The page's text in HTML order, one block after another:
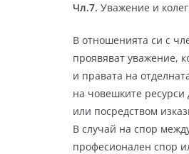
Чл.7. Уважение и
В отношенията си с
проявяват уважение,
и правата на
на човешките ресурси
или посредством
В случай на спор
професионален спор